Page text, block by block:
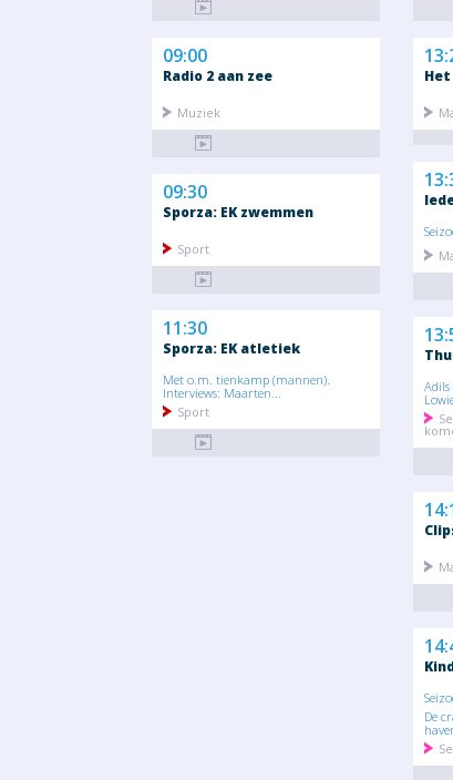
09:00
Radio 2 aan zee
Muziek
09:30
Sporza: EK zwemmen
Sport
11:30
Sporza: EK atletiek
Met o.m. tienkamp (mannen).
Interviews: Maarten...
Sport
Het
De